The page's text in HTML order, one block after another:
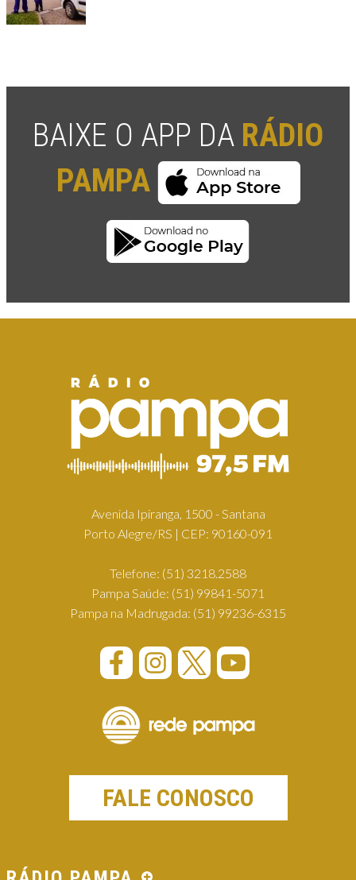
BAIXE O APP DA RÁDIO
PAMPA
Avenida Ipiranga, 1500 - Santana
Porto Alegre/RS | CEP: 90160-091
Telefone: (51) 3218.2588
Pampa Saúde: (51) 99841-5071
Pampa na Madrugada: (51) 99236-6315
FALE CONOSCO